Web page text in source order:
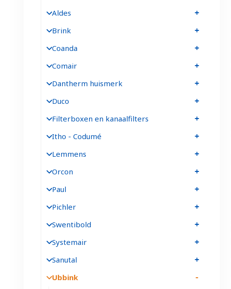
Aldes
Brink
Coanda
Comair
Dantherm huismerk
Duco
Filterboxen en kanaalfilters
Itho - Codumé
Lemmens
Orcon
Paul
Pichler
Swentibold
Systemair
Sanutal
Ubbink